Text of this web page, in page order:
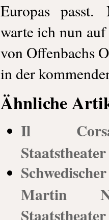
Europas
warte ich nun
von Offenbachs
in der
Ähnliche
Il
Martin